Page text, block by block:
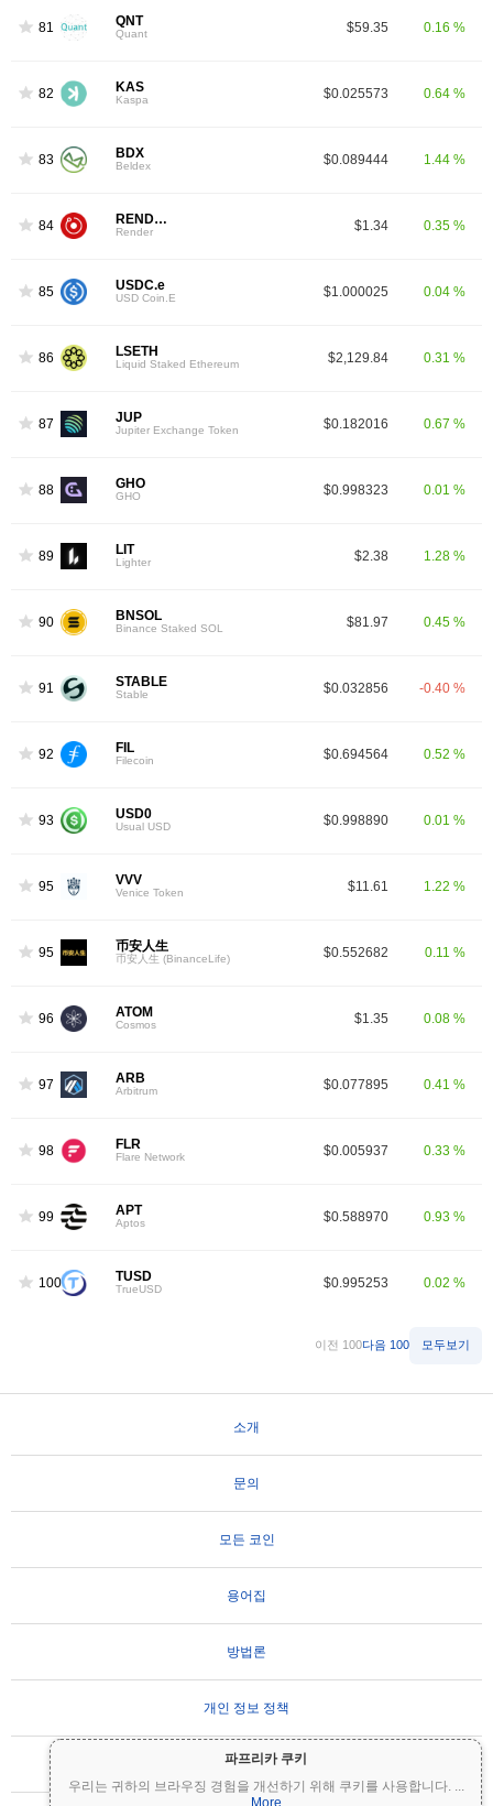
파프리카 쿠키
우리는 귀하의 브라우징 경험을 개선하기 위해 쿠키를 사용합니다. ...
More
81 QNT
Quant $59.35 0.16 %
82 KAS
Kaspa $0.025573 0.64 %
83 BDX
Beldex $0.089444 1.44 %
84 RENDER
Render $1.34 0.35 %
85 USDC.e
USD Coin.E $1.000025 0.04 %
86 LSETH
Liquid Staked Ethereum $2,129.84 0.31 %
87 JUP
Jupiter Exchange Token $0.182016 0.67 %
88 GHO
GHO $0.998323 0.01 %
89 LIT
Lighter $2.38 1.28 %
90 BNSOL
Binance Staked SOL $81.97 0.45 %
91 STABLE
Stable $0.032856 -0.40 %
92 FIL
Filecoin $0.694564 0.52 %
93 USD0
Usual USD $0.998890 0.01 %
95 VVV
Venice Token $11.61 1.22 %
95 币安人生
币安人生 (BinanceLife) $0.552682 0.11 %
96 ATOM
Cosmos $1.35 0.08 %
97 ARB
Arbitrum $0.077895 0.41 %
98 FLR
Flare Network $0.005937 0.33 %
99 APT
Aptos $0.588970 0.93 %
100 TUSD
TrueUSD $0.995253 0.02 %
이전 100다음 100 모두보기
소개
문의
모든 코인
용어집
방법론
개인 정보 정책
사용 약관